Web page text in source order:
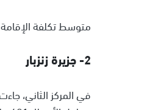
متوسط تكلفة الإقامة
2- جزيرة زنزبار